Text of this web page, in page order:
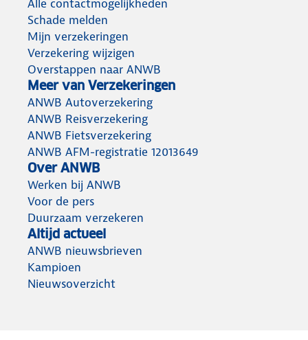
Alle contactmogelijkheden
Schade melden
Mijn verzekeringen
Verzekering wijzigen
Overstappen naar ANWB
Meer van Verzekeringen
ANWB Autoverzekering
ANWB Reisverzekering
ANWB Fietsverzekering
ANWB AFM-registratie 12013649
Over ANWB
Werken bij ANWB
Voor de pers
Duurzaam verzekeren
Altijd actueel
ANWB nieuwsbrieven
Kampioen
Nieuwsoverzicht